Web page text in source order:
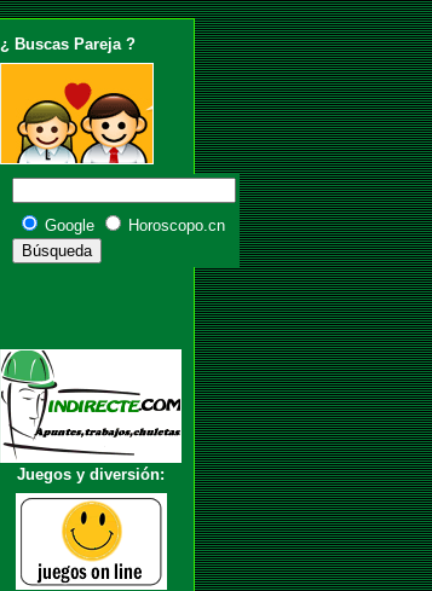
¿ Buscas Pareja ?
Google Horoscopo.cn
Juegos y diversión: